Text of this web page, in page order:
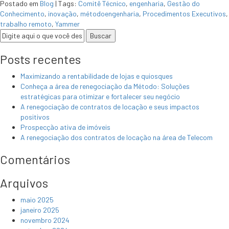
Postado em Blog | Tags: Comitê Técnico, engenharia, Gestão do
Conhecimento, inovação, métodoengenharia, Procedimentos Executivos,
trabalho remoto, Yammer
Posts recentes
Maximizando a rentabilidade de lojas e quiosques
Conheça a área de renegociação da Método: Soluções
estratégicas para otimizar e fortalecer seu negócio
A renegociação de contratos de locação e seus impactos
positivos
Prospecção ativa de imóveis
A renegociação dos contratos de locação na área de Telecom
Comentários
Arquivos
maio 2025
janeiro 2025
novembro 2024